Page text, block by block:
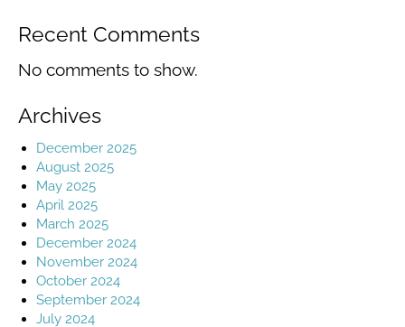
Recent Comments
No comments to show.
Archives
December 2025
August 2025
May 2025
April 2025
March 2025
December 2024
November 2024
October 2024
September 2024
July 2024